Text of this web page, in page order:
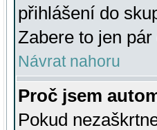
přihlášení do
Zabere to jen pár
Návrat nahoru
Proč jsem
Pokud